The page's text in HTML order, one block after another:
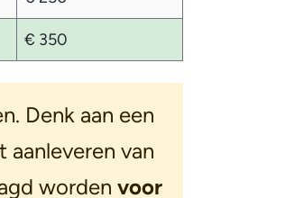
€ 350
Denk aan een
van
worden voor